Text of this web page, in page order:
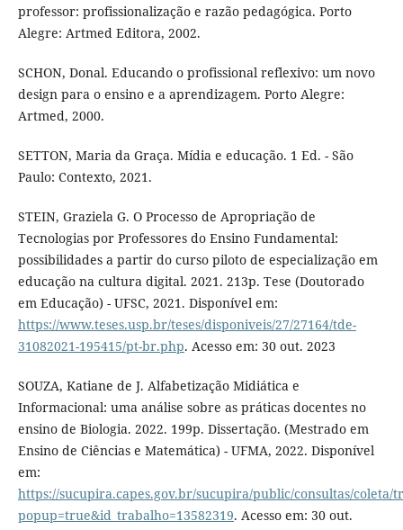
professor: profissionalização e razão pedagógica. Porto
Alegre: Artmed Editora, 2002.
SCHON, Donal. Educando o profissional reflexivo: um novo
design para o ensino e a aprendizagem. Porto Alegre:
Artmed, 2000.
SETTON, Maria da Graça. Mídia e educação. 1 Ed. - São
Paulo: Contexto, 2021.
STEIN, Graziela G. O Processo de Apropriação de
Tecnologias por Professores do Ensino Fundamental:
possibilidades a partir do curso piloto de especialização em
educação na cultura digital. 2021. 213p. Tese (Doutorado
em Educação) - UFSC, 2021. Disponível em:
https://www.teses.usp.br/teses/disponiveis/27/27164/tde-
31082021-195415/pt-br.php. Acesso em: 30 out. 2023
SOUZA, Katiane de J. Alfabetização Midiática e
Informacional: uma análise sobre as práticas docentes no
ensino de Biologia. 2022. 199p. Dissertação. (Mestrado em
Ensino de Ciências e Matemática) - UFMA, 2022. Disponível
em:
https://sucupira.capes.gov.br/sucupira/public/consultas/coleta/
popup=true&id_trabalho=13582319. Acesso em: 30 out.